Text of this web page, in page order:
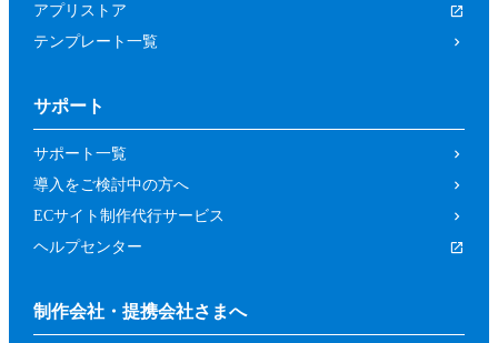
アプリストア
テンプレート一覧
サポート
サポート一覧
導入をご検討中の方へ
ECサイト制作代行サービス
ヘルプセンター
制作会社・提携会社さまへ